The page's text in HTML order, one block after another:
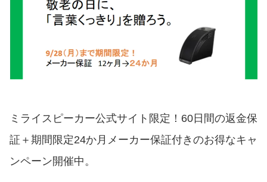
ミライスピーカー公式サイト限定！60日間の返金保
証＋期間限定24か月メーカー保証付きのお得なキャ
ンペーン開催中。